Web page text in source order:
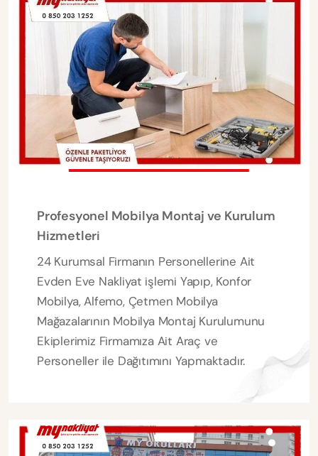
Profesyonel Mobilya Montaj ve Kurulum
Hizmetleri
24 Kurumsal Firmanın Personellerine Ait
Evden Eve Nakliyat işlemi Yapıp, Konfor
Mobilya, Alfemo, Çetmen Mobilya
Mağazalarının Mobilya Montaj Kurulumunu
Ekiplerimiz Firmamıza Ait Araç ve
Personeller ile Dağıtımını Yapmaktadır.